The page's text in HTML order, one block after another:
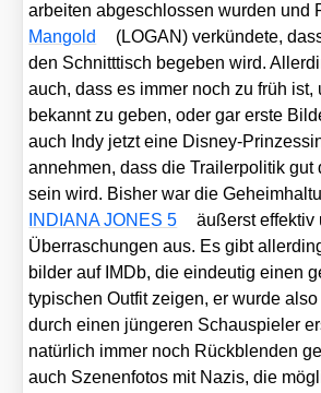
ar­bei­ten abge­schlos­sen wur­den und
Man­gold
(LOGAN) ver­kün­de­te,
den Schnitt­tisch bege­ben wird.
auch, dass es immer noch zu früh ist,
bekannt zu geben, oder gar ers­te
auch Indy jetzt eine Dis­ney-
anneh­men, dass die Trai­ler­po­li­tik gut
sein wird. Bis­her war die
INDIANA JONES 5
äußerst effek­tiv
Über­ra­schun­gen aus. Es gibt
bil­der auf IMDb, die ein­deu­tig einen
typi­schen Out­fit zei­gen, er wur­de
durch einen jün­ge­ren Schau­spie­ler
natür­lich immer noch Rück­blen­den
auch Sze­nen­fo­tos mit Nazis, die